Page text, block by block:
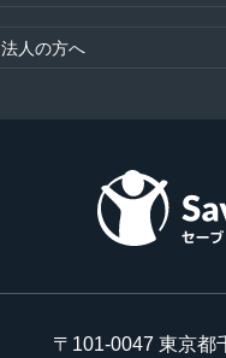
法人の方へ
〒101-0047 東京都